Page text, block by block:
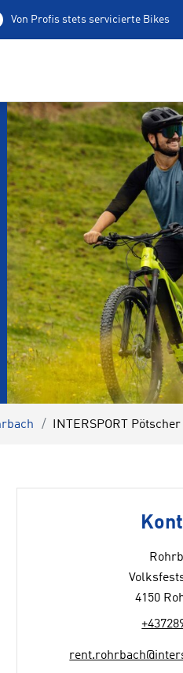
Von Profis stets servicierte Bikes
INTERSPORT
4150